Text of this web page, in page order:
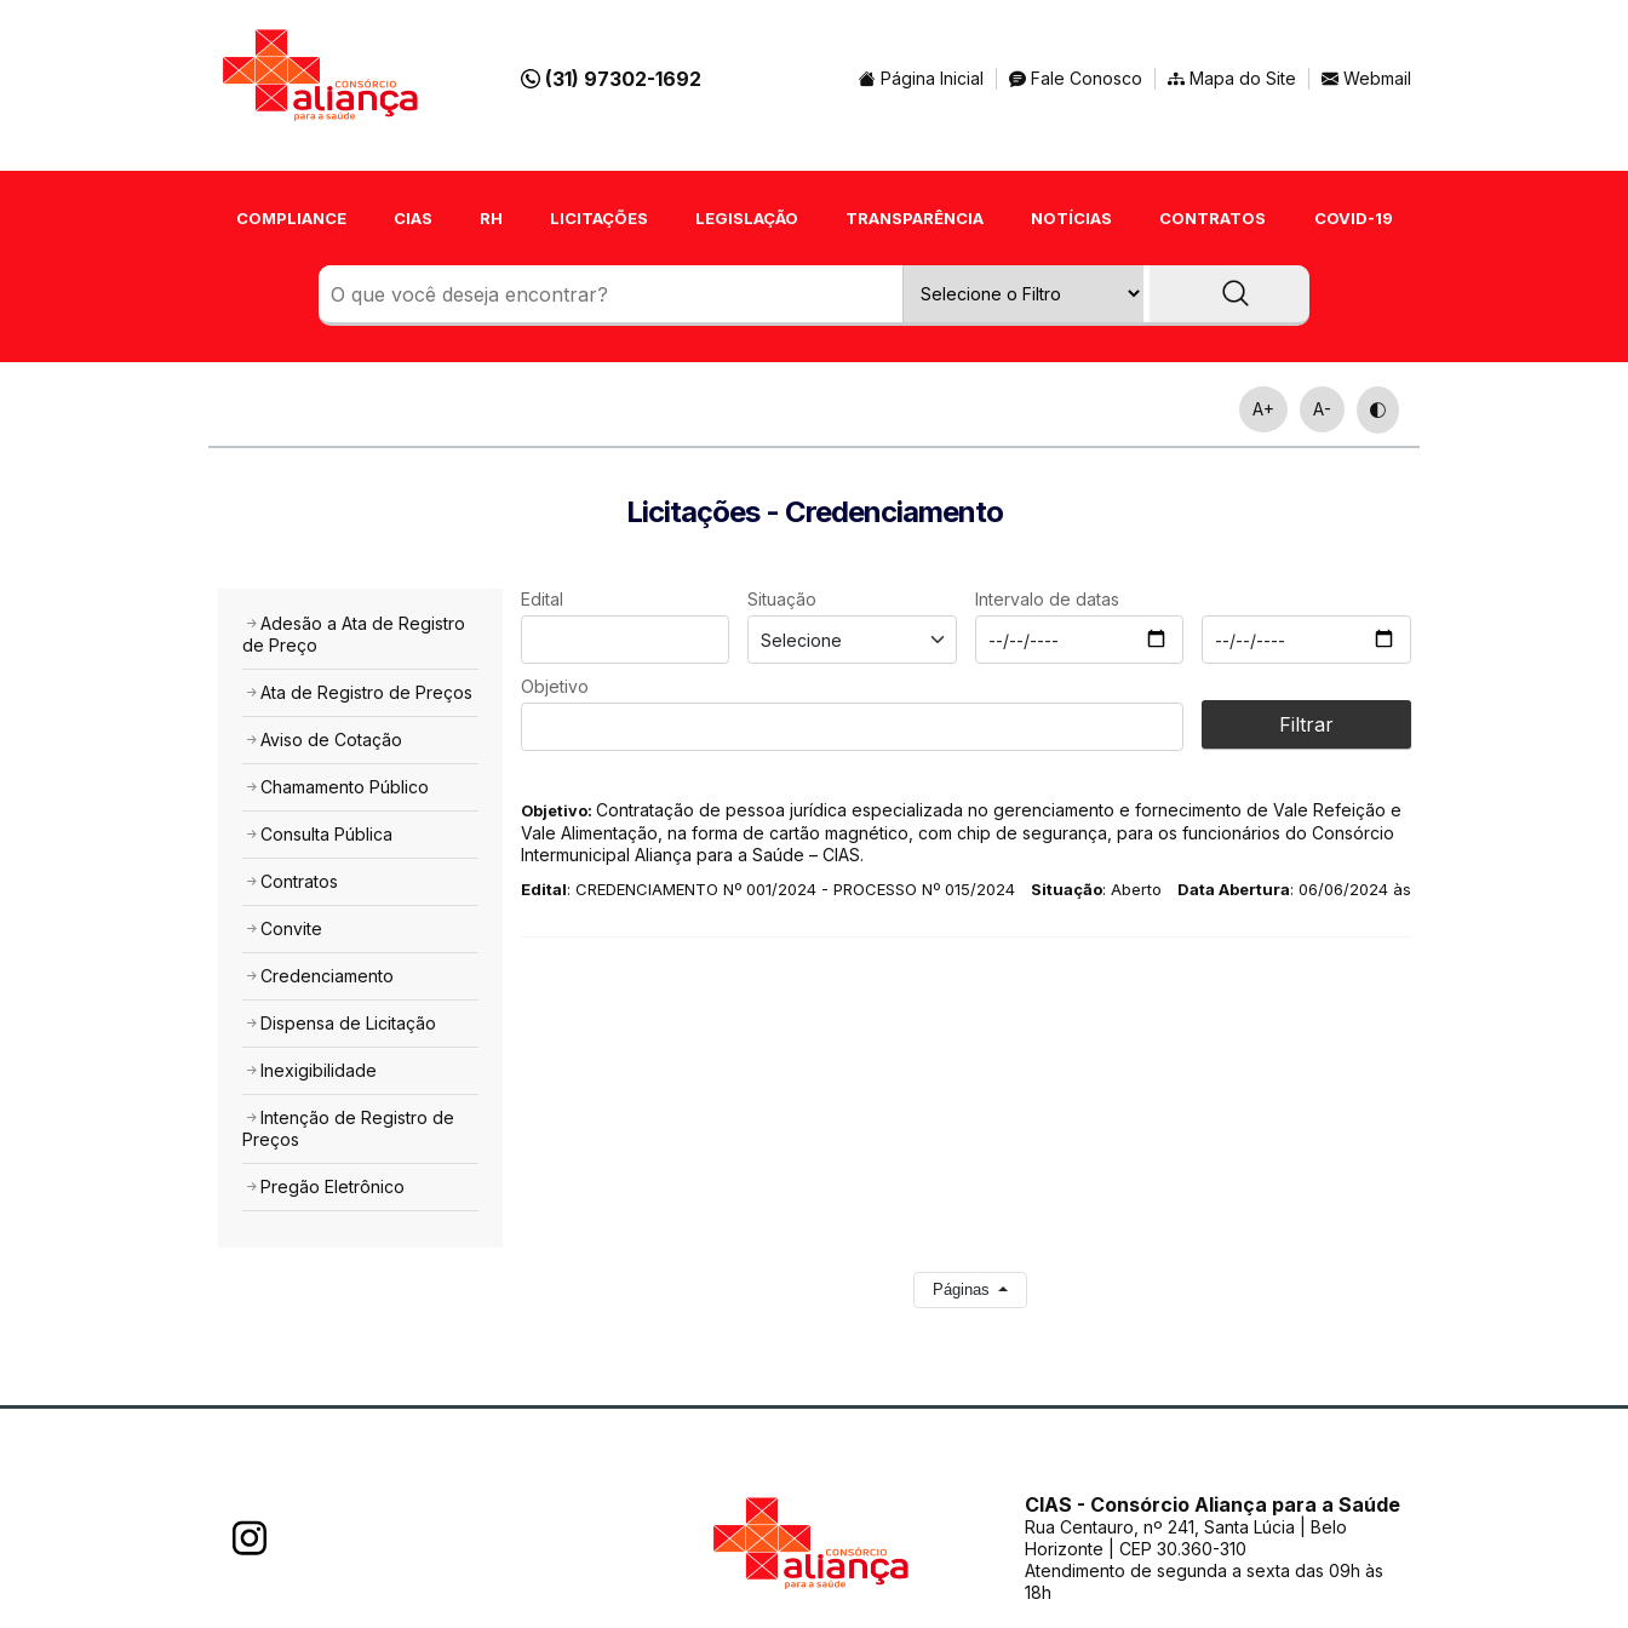
(31) 97302-1692 Página Inicial Fale Conosco Mapa do Site Webmail
COMPLIANCE CIAS RH LICITAÇÕES LEGISLAÇÃO TRANSPARÊNCIA NOTÍCIAS CONTRATOS COVID-19
A+ A-
Licitações - Credenciamento
Adesão a Ata de Registro
de Preço
Ata de Registro de Preços
Aviso de Cotação
Chamamento Público
Consulta Pública
Contratos
Convite
Credenciamento
Dispensa de Licitação
Inexigibilidade
Intenção de Registro de
Preços
Pregão Eletrônico
Edital Situação Intervalo de datas
Objetivo
Filtrar
Objetivo: Contratação de pessoa jurídica especializada no gerenciamento e fornecimento de Vale Refeição e
Vale Alimentação, na forma de cartão magnético, com chip de segurança, para os funcionários do Consórcio
Intermunicipal Aliança para a Saúde – CIAS.
Edital: CREDENCIAMENTO Nº 001/2024 - PROCESSO Nº 015/2024 Situação: Aberto Data Abertura: 06/06/2024 às
Páginas
CIAS - Consórcio Aliança para a Saúde
Rua Centauro, nº 241, Santa Lúcia | Belo
Horizonte | CEP 30.360-310
Atendimento de segunda a sexta das 09h às
18h